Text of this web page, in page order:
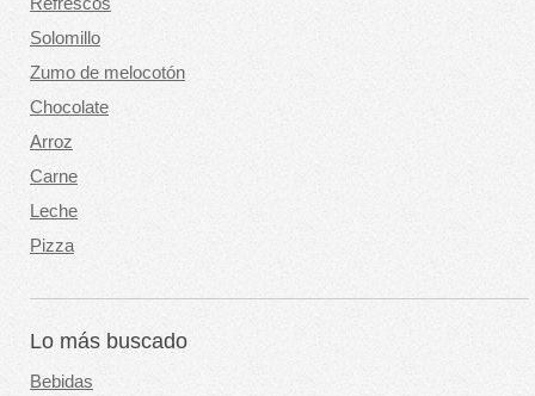
Solomillo
Zumo de melocotón
Chocolate
Arroz
Carne
Leche
Pizza
Lo más buscado
Bebidas